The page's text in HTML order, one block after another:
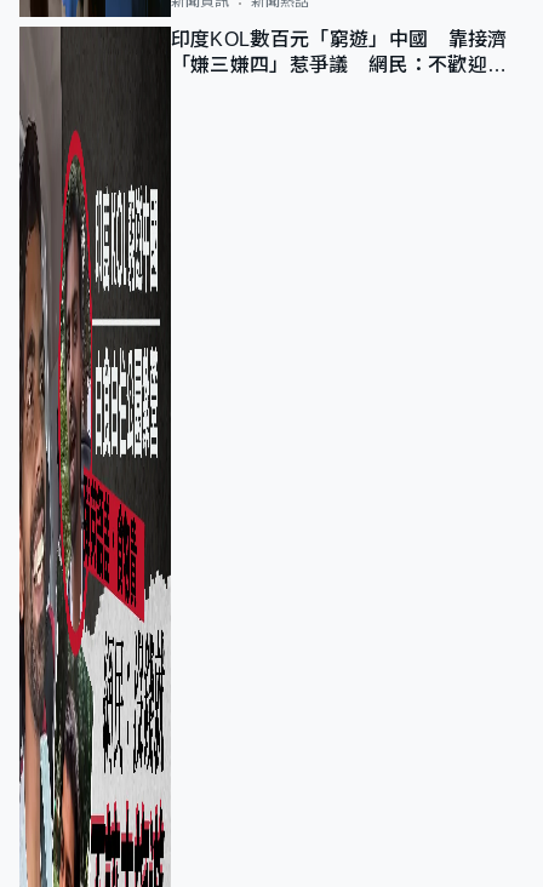
印度KOL數百元「窮遊」中國 靠接濟
「嫌三嫌四」惹爭議 網民：不歡迎劣